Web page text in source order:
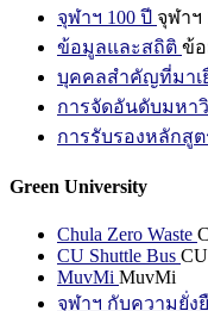
จุฬาฯ 100 ปี จุฬาฯ
ข้อมูลและสถิติ ข้
บุคคลสำคัญที่มาเ
การจัดอันดับมหา
การรับรองหลักสูต
Green University
Chula Zero Waste
CU Shuttle Bus
MuvMi MuvMi
จุฬาฯ กับความยั่ง